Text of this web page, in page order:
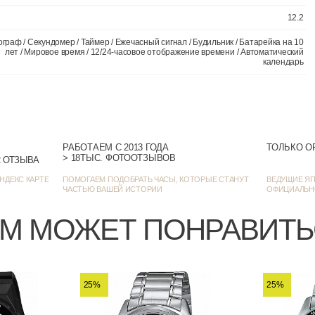
Хронограф / Секундомер / Таймер / Ежечасный сигнал /
лет / Мировое время / 12/24-часовое отображение
> 1385 ОЦЕНОК • 1272 ОТЗЫВА
КАРТЕ
РАБОТАЕМ С 2013 ГОДА
> 18ТЫС. ФОТООТЗЫВОВ
ПОМОГАЕМ ПОДОБРАТЬ ЧАСЫ, КОТОРЫЕ СТАНУТ
ЧАСТЬЮ ВАШЕЙ ИСТОРИИ
ТОЛЬКО
ВЕДУЩИЕ
МОЖЕТ
25% 25%